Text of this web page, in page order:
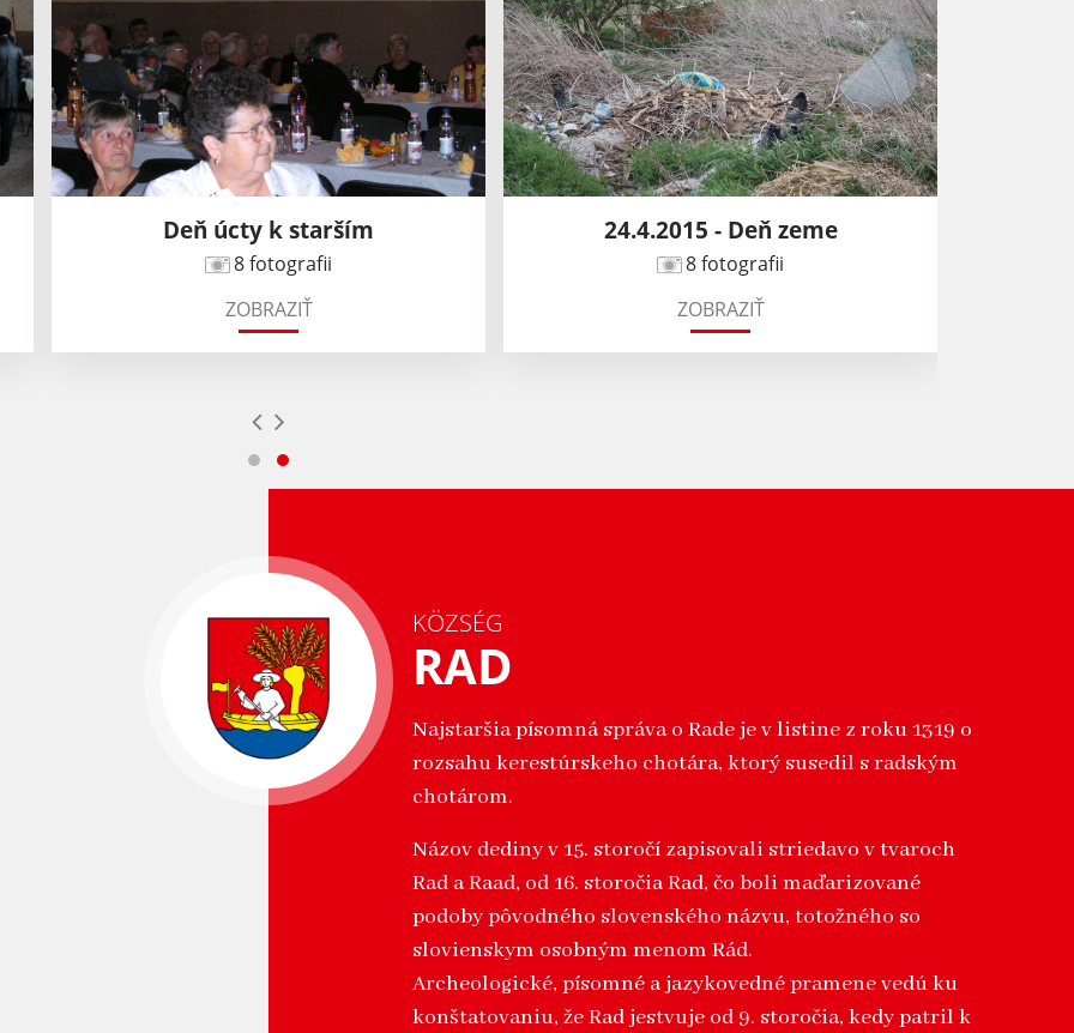
Deň úcty k starším
8 fotografii
ZOBRAZIŤ
24.4.2015 - Deň zeme
8 fotografii
ZOBRAZIŤ
KÖZSÉG
RAD
Najstaršia písomná správa o Rade je v listine z roku 1319 o
rozsahu kerestúrskeho chotára, ktorý susedil s radským
chotárom.
Názov dediny v 15. storočí zapisovali striedavo v tvaroch
Rad a Raad, od 16. storočia Rad, čo boli maďarizované
podoby pôvodného slovenského názvu, totožného so
slovienskym osobným menom Rád.
Archeologické, písomné a jazykovedné pramene vedú ku
konštatovaniu, že Rad jestvuje od 9. storočia, kedy patril k